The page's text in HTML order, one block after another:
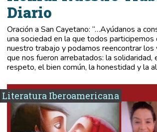
Diario
Oración a San Cayetano: “…Ayúdanos a
una sociedad en la que todos participemos
nuestro trabajo y podamos reencontrar los
que nos fueron arrebatados: la solidaridad,
respeto, el bien común, la honestidad y la
Literatura Iberoamericana